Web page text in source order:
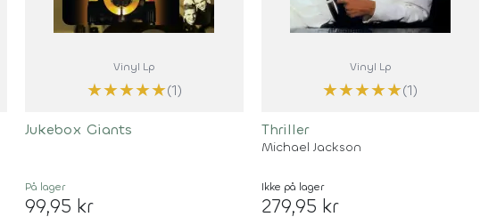
Vinyl Lp
★★★★★(1)
Jukebox Giants
På lager
99,95 kr
Vinyl Lp
★★★★★(1)
Thriller
Michael Jackson
Ikke på lager
279,95 kr